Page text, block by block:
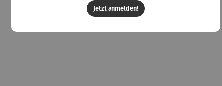
Jetzt anmelden!